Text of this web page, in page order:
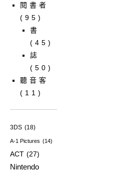
閱書者
(95)
書
(45)
誌
(50)
聽音客
(11)
3DS (18)
A-1 Pictures (14)
ACT (27)
Nintendo